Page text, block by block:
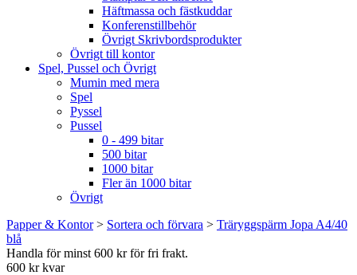
Häftmassa och fästkuddar
Konferenstillbehör
Övrigt Skrivbordsprodukter
Övrigt till kontor
Spel, Pussel och Övrigt
Mumin med mera
Spel
Pyssel
Pussel
0 - 499 bitar
500 bitar
1000 bitar
Fler än 1000 bitar
Övrigt
Papper & Kontor> Sortera och förvara > Träryggspärm Jopa A4/40
blå
Handla för minst 600 kr för fri frakt.
600 kr kvar